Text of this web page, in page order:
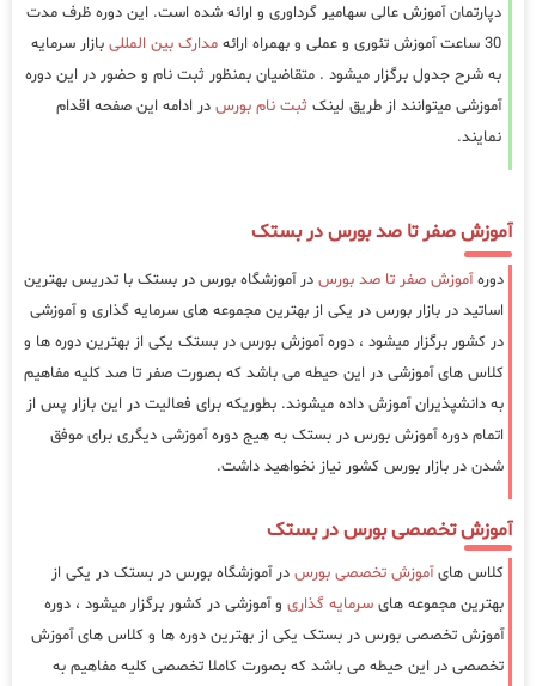
دپارتمان آموزش عالی سهامیر گرداوری و ارائه شده است. این دوره ظرف مدت
30 ساعت آموزش تئوری و عملی و بهمراه ارائه
مدارک بین المللی بازار سرمایه
به شرح جدول برگزار میشود . متقاضیان بمنظور ثبت نام و حضور در این دوره
آموزشی میتوانند از طریق لینک ثبت نام بورس در ادامه این صفحه اقدام
نمایند.
آموزش صفر تا صد بورس در بستک
دورهآموزش صفر تا صد بورس در آموزشگاه بورس در بستک با تدریس بهترین
اساتید در بازار بورس در یکی از بهترین مجموعه های سرمایه گذاری و آموزشی
در کشور برگزار میشود ، دوره آموزش بورس در بستک یکی از بهترین دوره ها و
کلاس های آموزشی در این حیطه می باشد که بصورت صفر تا صد کلیه مفاهیم
به دانشپذیران آموزش داده میشوند. بطوریکه برای فعالیت در این بازار پس از
اتمام دوره آموزش بورس در بستک به هیج دوره آموزشی دیگری برای موفق
شدن در بازار بورس کشور نیاز نخواهید داشت.
آموزش تخصصی بورس در بستک
کلاس هایآموزش تخصصی بورس در آموزشگاه بورس در بستک در یکی از
بهترین مجموعه های سرمایه گذاری و آموزشی در کشور برگزار میشود ، دوره
آموزش تخصصی بورس در بستک یکی از بهترین دوره ها و کلاس های آموزش
تخصصی در این حیطه می باشد که بصورت کاملا تخصصی کلیه مفاهیم به